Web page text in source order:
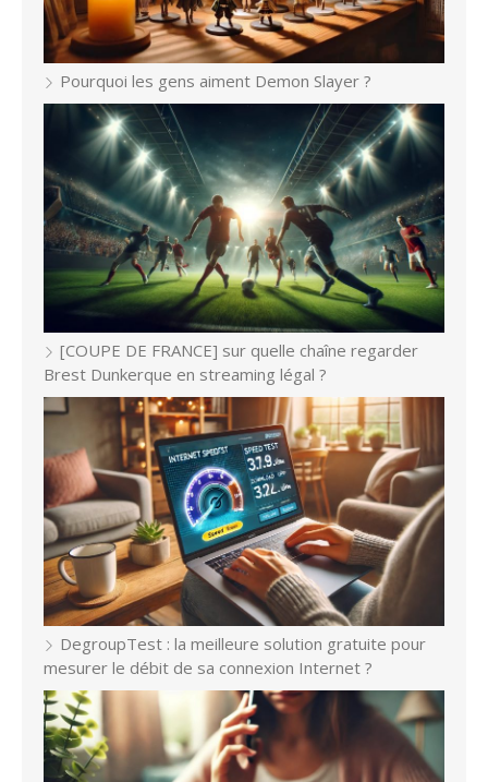
Pourquoi les gens aiment Demon Slayer ?
[COUPE DE FRANCE] sur quelle chaîne regarder
Brest Dunkerque en streaming légal ?
DegroupTest : la meilleure solution gratuite pour
mesurer le débit de sa connexion Internet ?